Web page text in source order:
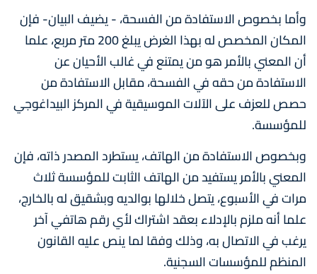
وأما بخصوص الاستفادة من الفسحة، - يضيف البيان- فإن
المكان المخصص له بهذا الغرض يبلغ 200 متر مربع، علما
أن المعني بالأمر هو من يمتنع في غالب الأحيان عن
الاستفادة من حقه في الفسحة، مقابل الاستفادة من
حصص للعزف على الآلات الموسيقية في المركز البيداغوجي
للمؤسسة.
وبخصوص الاستفادة من الهاتف، يستطرد المصدر ذاته، فإن
المعني بالأمر يستفيد من الهاتف الثابت للمؤسسة ثلاث
مرات في الأسبوع، يتصل خلالها بوالديه وبشقيق له بالخارج،
علما أنه ملزم بالإدلاء بعقد اشتراك لأي رقم هاتفي آخر
يرغب في الاتصال به، وذلك وفقا لما ينص عليه القانون
المنظم للمؤسسات السجنية.